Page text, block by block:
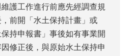
護工作進行前應先經調查規
前開「水土保持計畫」或
保持申報書」事後如有事業開
修正後，與原始水土保持申